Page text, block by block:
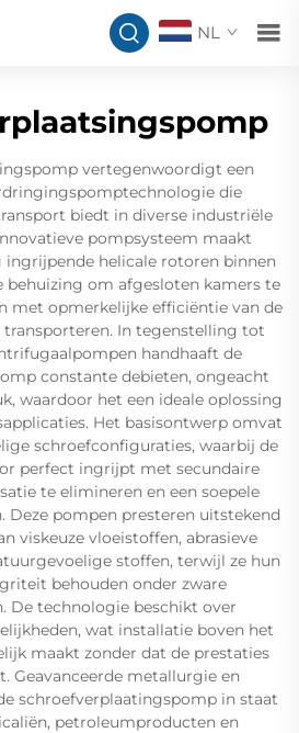
NL
vertegenwoordigt een
die
biedt in diverse industriële
pompsysteem maakt
helicale rotoren binnen
behuizing om afgesloten kamers te
met opmerkelijke efficiëntie van de
In tegenstelling tot
handhaaft de
constante debieten, ongeacht
waardoor het een ideale oplossing
Het basisontwerp omvat
schroefconfiguraties, waarbij de
perfect ingrijpt met secundaire
te elimineren en een soepele
Deze pompen presteren uitstekend
viskeuze vloeistoffen, abrasieve
stoffen, terwijl ze hun
behouden onder zware
De technologie beschikt over
wat installatie boven het
maakt zonder dat de prestaties
Geavanceerde metallurgie en
schroefverplaatingspomp in staat
petroleumproducten en